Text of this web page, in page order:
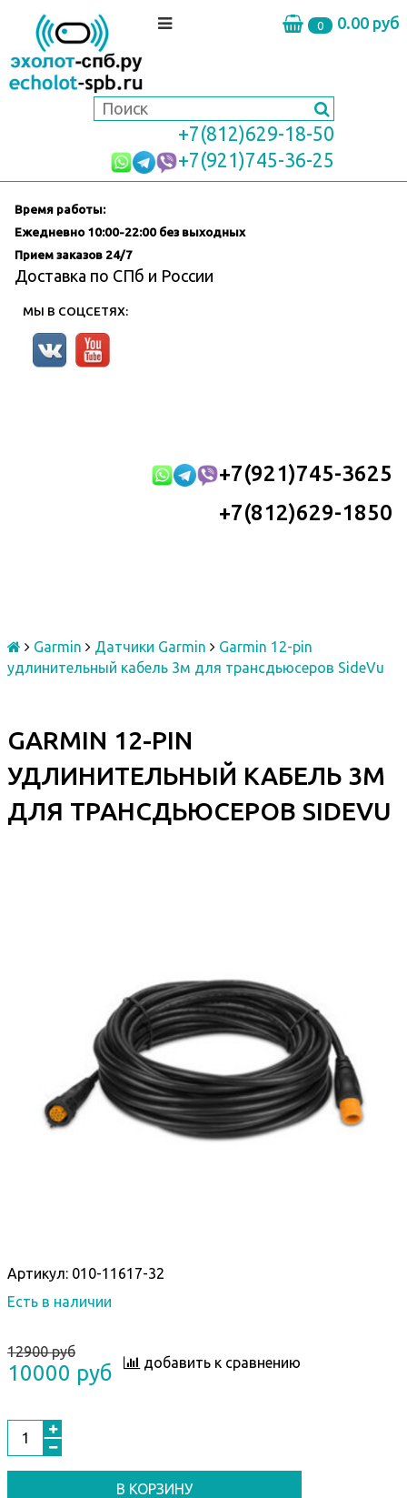
0 0.00 руб
+7(812)629-18-50
+7(921)745-36-25
Время работы:
Ежедневно 10:00-22:00 без выходных
Прием заказов 24/7
Доставка по СПб и России
МЫ В СОЦСЕТЯХ:
+7(921)745-3625
+7(812)629-1850
Garmin Датчики Garmin
Garmin 12-pin
удлинительный кабель 3м для трансдьюсеров SideVu
GARMIN 12-PIN
УДЛИНИТЕЛЬНЫЙ КАБЕЛЬ 3М
ДЛЯ ТРАНСДЬЮСЕРОВ SIDEVU
Артикул: 010-11617-32
Есть в наличии
12900 руб
10000 руб добавить к сравнению
В КОРЗИНУ